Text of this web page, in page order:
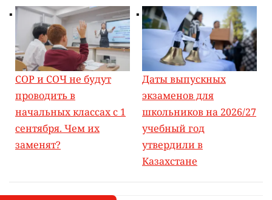
СОР и СОЧ не будут
проводить в
начальных классах с 1
сентября. Чем их
заменят?
Даты выпускных
экзаменов для
школьников на 2026/27
учебный год
утвердили в
Казахстане